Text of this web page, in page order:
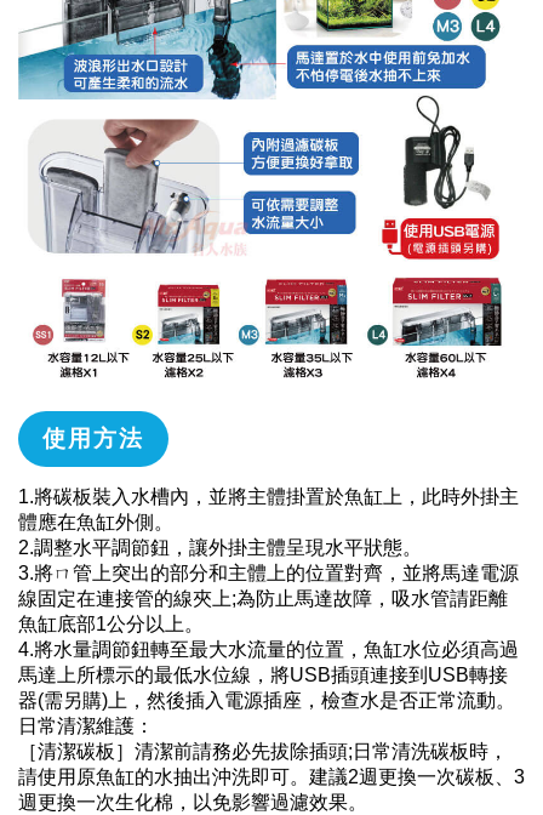
使用方法
1.將碳板裝入水槽內，並將主體掛置於魚缸上，此時外掛主
體應在魚缸外側。
2.調整水平調節鈕，讓外掛主體呈現水平狀態。
3.將ㄇ管上突出的部分和主體上的位置對齊，並將馬達電源
線固定在連接管的線夾上;為防止馬達故障，吸水管請距離
魚缸底部1公分以上。
4.將水量調節鈕轉至最大水流量的位置，魚缸水位必須高過
馬達上所標示的最低水位線，將USB插頭連接到USB轉接
器(需另購)上，然後插入電源插座，檢查水是否正常流動。
日常清潔維護：
［清潔碳板］清潔前請務必先拔除插頭;日常清洗碳板時，
請使用原魚缸的水抽出沖洗即可。建議2週更換一次碳板、3
週更換一次生化棉，以免影響過濾效果。